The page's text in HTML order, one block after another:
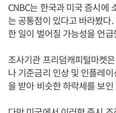
CNBC는 한국과 미국 증시에
는 공통점이 있다고 바라봤다
한 일이 벌어질 가능성을 언급
조사기관 프리덤캐피털마켓
나 기준금리 인상 및 인플레
을 받아 비슷한 하락세를 보